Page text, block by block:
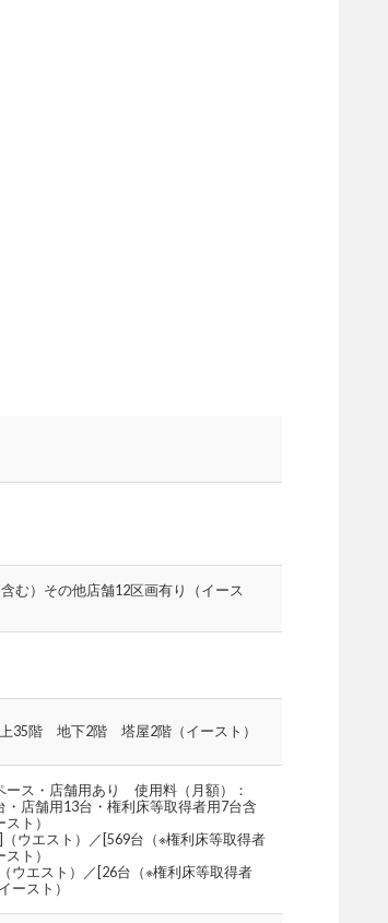
む）その他店舗12区画有り（イース
35階 地下2階 塔屋2階（イースト）
ース・店舗用あり 使用料（月額）：
店舗用13台・権利床等取得者用7台含
ト）
ウエスト）／[569台（※権利床等取得者
ト）
ウエスト）／[26台（※権利床等取得者
ースト）